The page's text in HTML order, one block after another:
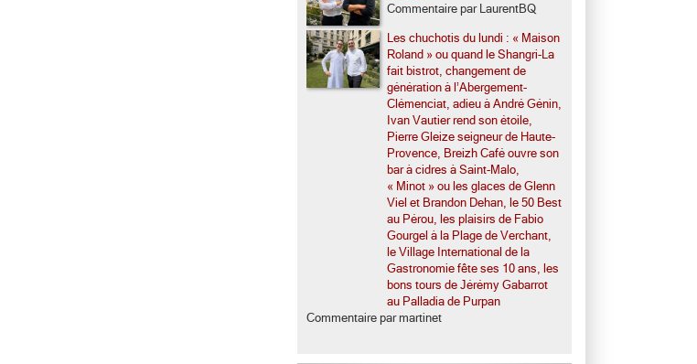
Commentaire par LaurentBQ
Les chuchotis du lundi : « Maison
Roland » ou quand le Shangri-La
fait bistrot, changement de
génération à l’Abergement-
Clémenciat, adieu à André Génin,
Ivan Vautier rend son étoile,
Pierre Gleize seigneur de Haute-
Provence, Breizh Café ouvre son
bar à cidres à Saint-Malo,
« Minot » ou les glaces de Glenn
Viel et Brandon Dehan, le 50 Best
au Pérou, les plaisirs de Fabio
Gourgel à la Plage de Verchant,
le Village International de la
Gastronomie fête ses 10 ans, les
bons tours de Jérémy Gabarrot
au Palladia de Purpan
Commentaire par martinet